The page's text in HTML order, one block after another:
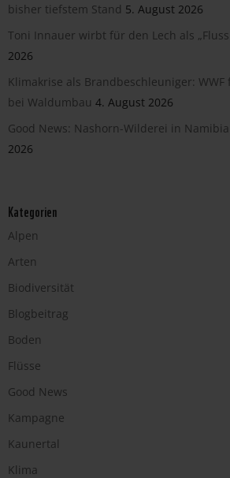
bisher tiefstem Stand 5. August 2026
Toni Innauer wirbt für den Lech als „Fluss
2026
Klimakrise als Brandbeschleuniger:
bei Waldumbau 4. August 2026
Good News: Nashorn-Wilderei in
2026
Kategorien
Alpen
Arten
Biodiversität
Blogbeitrag
Boden
Flüsse
Good News
Kampagne
Kaunertal
Klima